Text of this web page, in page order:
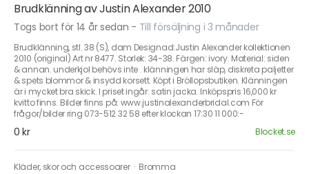
Brudklänning av Justin Alexander 2010
Togs bort för 14 år sedan - Till försäljning i 3 månader
Brudklänning, stl. 38 (S), dam Designad:Justin Alexander kollektionen
2010 (original) Art nr 8477. Storlek: 34-38. Färgen: ivory. Material: siden
& annan. underkjol behövs inte . klänningen har släp, diskreta paljetter
& spets blommor & insydd korsett. Köpt i Bröllopsbutiken. Klänningen
är i mycket bra skick. I priset ingår: satin jacka. Inköpspris 16,000 kr
kvitto finns. Bilder finns på: www.justinalexanderbridal.com För
frågor/bilder ring 073-512 32 58 efter klockan 17:30 11 000:-
0 kr Blocket.se
Kläder, skor och accessoarer · Bromma